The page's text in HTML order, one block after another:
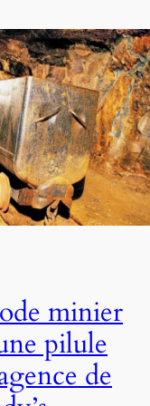
minier
pilule
de